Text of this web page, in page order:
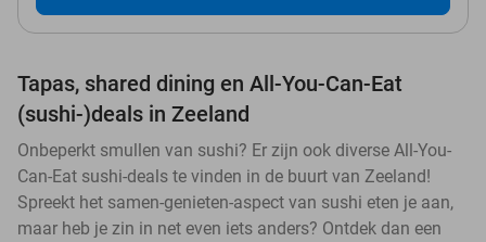
Tapas, shared dining en All-You-Can-Eat
(sushi-)deals in Zeeland
Onbeperkt smullen van sushi? Er zijn ook diverse All-You-
Can-Eat sushi-deals te vinden in de buurt van Zeeland!
Spreekt het samen-genieten-aspect van sushi eten je aan,
maar heb je zin in net even iets anders? Ontdek dan een